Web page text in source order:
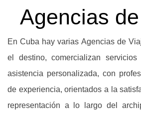
Agencias
En Cuba hay varias Agencias de
el destino, comercializan
asistencia personalizada, con
de experiencia, orientados a la
representación a lo largo del